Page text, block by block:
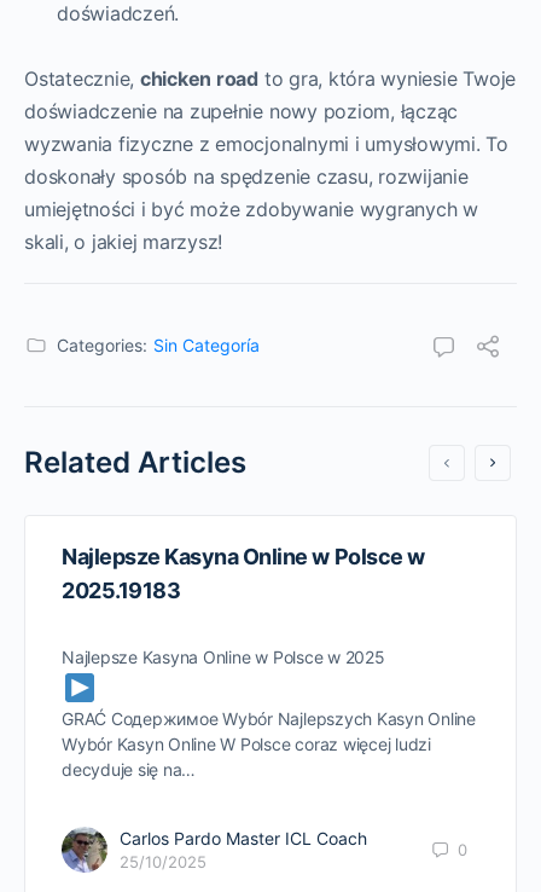
doświadczeń.
Ostatecznie, chicken road to gra, która wyniesie Twoje
doświadczenie na zupełnie nowy poziom, łącząc
wyzwania fizyczne z emocjonalnymi i umysłowymi. To
doskonały sposób na spędzenie czasu, rozwijanie
umiejętności i być może zdobywanie wygranych w
skali, o jakiej marzysz!
Categories: Sin Categoría
Related Articles
Najlepsze Kasyna Online w Polsce w
2025.19183
Najlepsze Kasyna Online w Polsce w 2025
GRAĆ Содержимое Wybór Najlepszych Kasyn Online
Wybór Kasyn Online W Polsce coraz więcej ludzi
decyduje się na…
Carlos Pardo Master ICL Coach
25/10/2025
0